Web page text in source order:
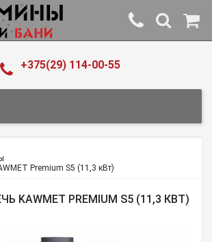
+375(29) 114-00-55
Premium S5 (11,3 кВт)
KAWMET PREMIUM S5 (11,3 КВТ)